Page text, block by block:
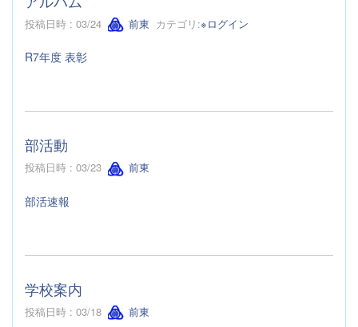
投稿日時 : 03/24 前東 カテゴリ:※ログイン
R7年度 表彰
部活動
投稿日時 : 03/23 前東
部活速報
学校案内
投稿日時 : 03/18 前東